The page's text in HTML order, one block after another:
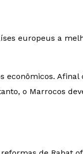
europeus a
econômicos. Afinal
o Marrocos